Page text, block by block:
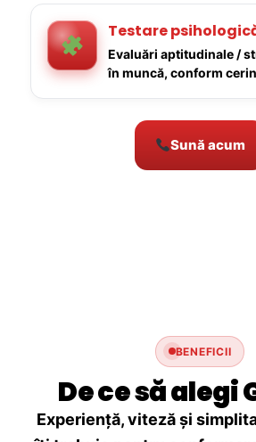
Testare
Evaluări aptitudinale /
în muncă, conform
Sună acum
BENEFICII
De ce să alegi
Experiență, viteză și